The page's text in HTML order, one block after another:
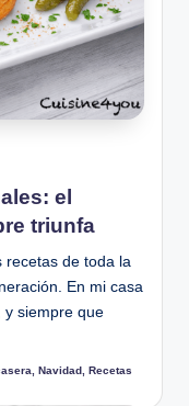
el
triunfa
recetas de toda la
En mi casa
y siempre que
Navidad, Recetas